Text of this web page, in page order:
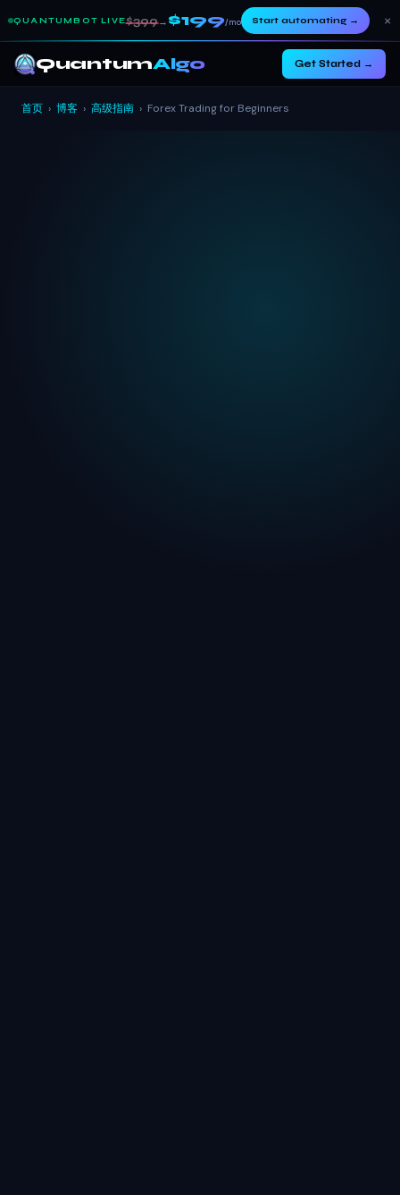
QUANTUMBOT LIVE$399→ $199/mo Start automating→ ×
QuantumAlgo Get Started →
首页 › 博客 › 高级指南 › Forex Trading for Beginners